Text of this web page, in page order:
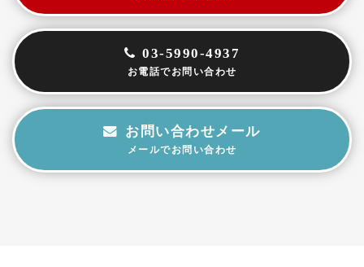
03-5990-4937
お電話でお問い合わせ
お問い合わせメール
メールでお問い合わせ